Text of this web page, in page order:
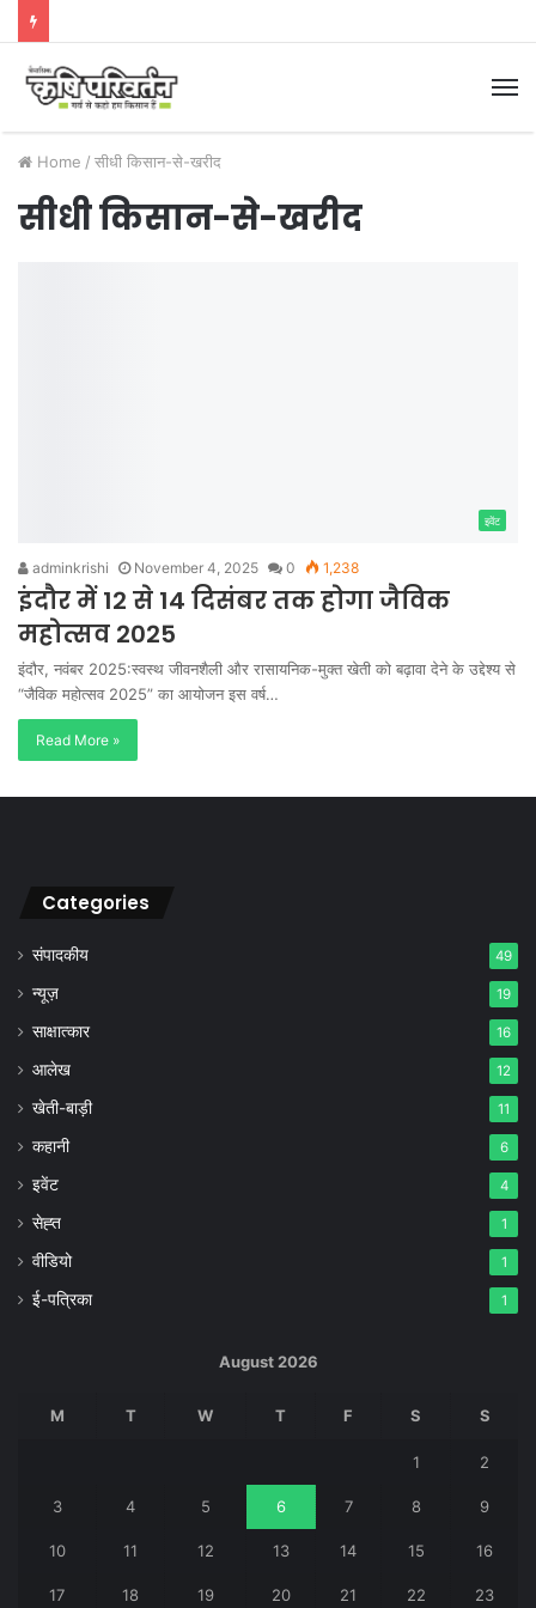
Home / सीधी किसान-से-खरीद
सीधी किसान-से-खरीद
इवेंट
adminkrishi November 4, 2025 0 1,238
इंदौर में 12 से 14 दिसंबर तक होगा जैविक
महोत्सव 2025
इंदौर, नवंबर 2025:स्वस्थ जीवनशैली और रासायनिक-मुक्त खेती को बढ़ावा देने के उद्देश्य से
“जैविक महोत्सव 2025” का आयोजन इस वर्ष…
Read More »
Categories
संपादकीय 49
न्यूज़ 19
साक्षात्कार 16
आलेख 12
खेती-बाड़ी 11
कहानी 6
इवेंट 4
सेह्त 1
वीडियो 1
ई-पत्रिका 1
August 2026
M T W T F S S
1 2
3 4 5 6 7 8 9
10 11 12 13 14 15 16
17 18 19 20 21 22 23